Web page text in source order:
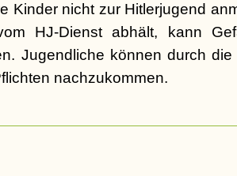
Kinder nicht zur Hitlerjugend
HJ-Dienst abhält, kann
Jugendliche können durch
nachzukommen.